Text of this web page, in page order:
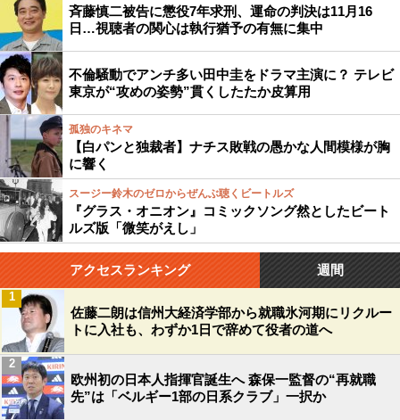
斉藤慎二被告に懲役7年求刑、運命の判決は11月16
日…視聴者の関心は執行猶予の有無に集中
不倫騒動でアンチ多い田中圭をドラマ主演に？ テレビ
東京が“攻めの姿勢”貫くしたたか皮算用
孤独のキネマ
【白パンと独裁者】ナチス敗戦の愚かな人間模様が胸
に響く
スージー鈴木のゼロからぜんぶ聴くビートルズ
『グラス・オニオン』コミックソング然としたビート
ルズ版「微笑がえし」
アクセスランキング 週間
佐藤二朗は信州大経済学部から就職氷河期にリクルー
トに入社も、わずか1日で辞めて役者の道へ
1
欧州初の日本人指揮官誕生へ 森保一監督の“再就職
先”は「ベルギー1部の日系クラブ」一択か
2